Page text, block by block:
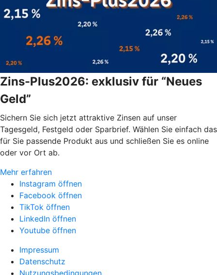
Zins-Plus2026: exklusiv für “Neues
Geld”
Sichern Sie sich jetzt attraktive Zinsen auf unser
Tagesgeld, Festgeld oder Sparbrief. Wählen Sie einfach das
für Sie passende Produkt aus und schließen Sie es online
oder vor Ort ab.
Mehr erfahren
Instagram öffnen
Facebook öffnen
TikTok öffnen
LinkedIn öffnen
Youtube öffnen
Impressum
Datenschutz